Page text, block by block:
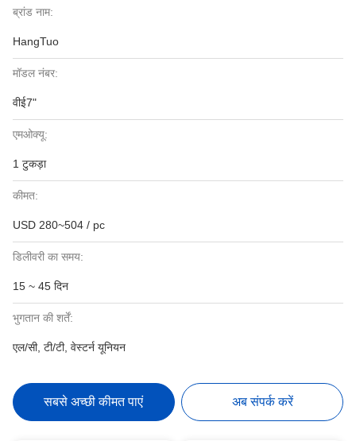
ब्रांड नाम:
HangTuo
मॉडल नंबर:
वीई7"
एमओक्यू:
1 टुकड़ा
कीमत:
USD 280~504 / pc
डिलीवरी का समय:
15 ~ 45 दिन
भुगतान की शर्तें:
एल/सी, टी/टी, वेस्टर्न यूनियन
सबसे अच्छी कीमत पाएं अब संपर्क करें